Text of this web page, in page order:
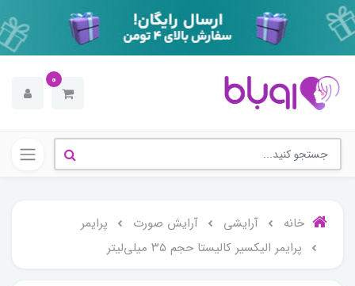
0
خانه آرایشی آرایش صورت
پرایمر
پرایمر الیکسیر کالیستا حجم ۳۵ میلی‌لیتر